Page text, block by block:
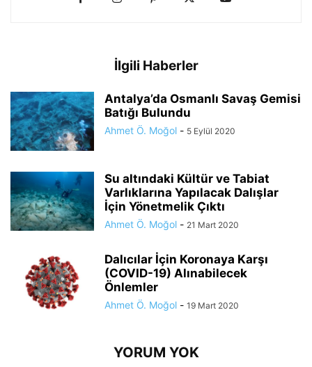
İlgili Haberler
Antalya’da Osmanlı Savaş Gemisi
Batığı Bulundu
Ahmet Ö. Moğol - 5 Eylül 2020
Su altındaki Kültür ve Tabiat
Varlıklarına Yapılacak Dalışlar
İçin Yönetmelik Çıktı
Ahmet Ö. Moğol - 21 Mart 2020
Dalıcılar İçin Koronaya Karşı
(COVID-19) Alınabilecek
Önlemler
Ahmet Ö. Moğol - 19 Mart 2020
YORUM YOK